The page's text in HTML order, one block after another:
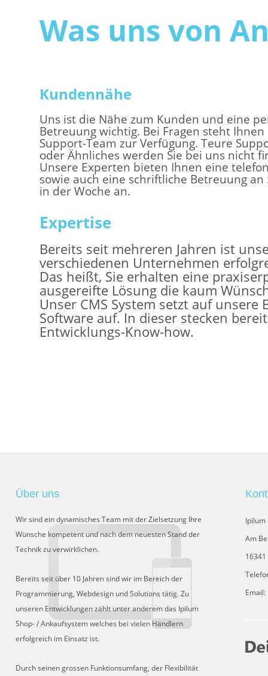
Was uns von
Kundennähe
Uns ist die Nähe zum Kunden und eine
Betreuung wichtig. Bei Fragen steht
Support-Team zur Verfügung. Teure
oder Ähnliches werden Sie bei uns nicht
Unsere Experten bieten Ihnen eine
sowie auch eine schriftliche Betreuung an
in der Woche an.
Expertise
Bereits seit mehreren Jahren ist
verschiedenen Unternehmen
Das heißt, Sie erhalten eine
ausgereifte Lösung die kaum
Unser CMS System setzt auf unsere
Software auf. In dieser stecken
Entwicklungs-Know-how.
Über uns
Wir sind ein dynamisches Team mit der Zielsetzung Ihre
Wünsche kompetent und nach dem neuesten Stand der
Technik zu verwirklichen.
Bereits seit über 10 Jahren sind wir im Bereich der
Programmierung, Webdesign und Solutions tätig. Zu
unseren Entwicklungen zählt unter anderem das Ipilum
Shop- / Ankaufsystem welches bei vielen Händlern
erfolgreich im Einsatz ist.
Durch seinen grossen Funktionsumfang, der Flexibilität
Ipilum
Am